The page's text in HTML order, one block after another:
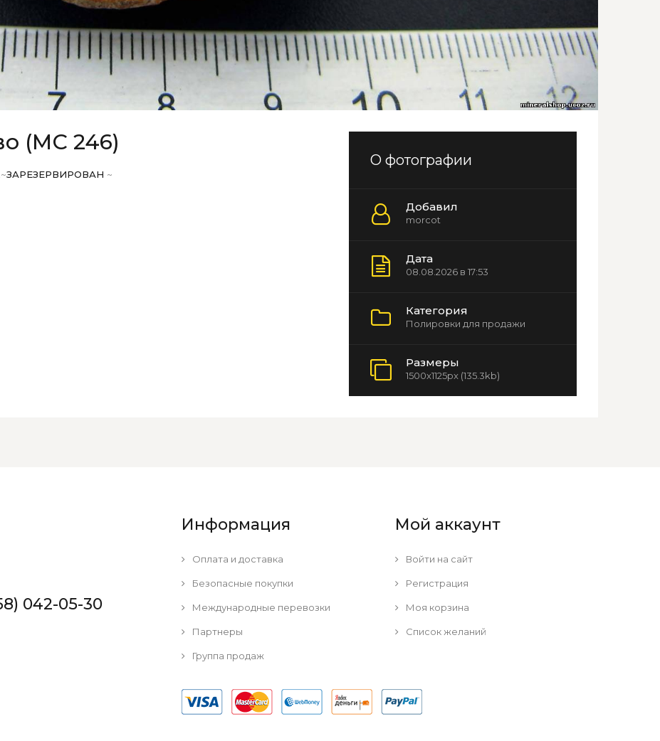
О фотографии
Добавил
morcot
Дата
08.08.2026 в 17:53
Категория
Полировки для продажи
Размеры
1500x1125px (135.3kb)
(МС 246)
ЗАРЕЗЕРВИРОВАН ~
042-05-30
Информация
Оплата и доставка
Безопасные покупки
Международные перевозки
Партнеры
Группа продаж
Мой аккаунт
Войти на сайт
Регистрация
Моя корзина
Список желаний